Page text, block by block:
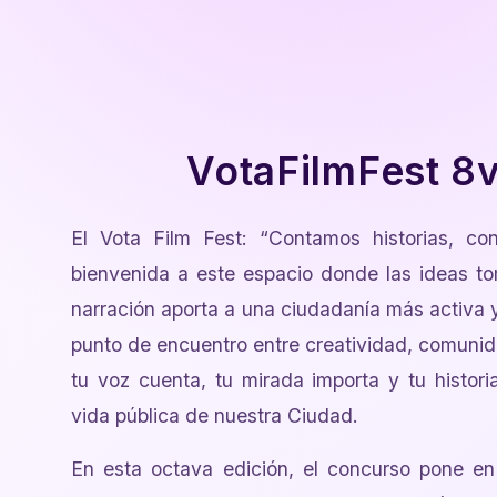
VotaFilmFest
El Vota Film Fest: “Contamos historias,
bienvenida a este espacio donde las ideas
narración aporta a una ciudadanía más
punto de encuentro entre creatividad,
tu voz cuenta, tu mirada importa y tu
vida pública de nuestra Ciudad.
En esta octava edición, el concurso pone